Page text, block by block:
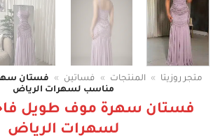
متجر روزيتا » المنتجات » فساتين »
فستان
مناسب لسهرات الرياض
فستان سهرة موف طويل
لسهرات الرياض